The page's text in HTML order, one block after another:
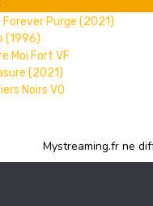
Forever Purge (2021)
(1996)
Moi Fort VF
(2021)
Noirs VO
Mystreaming.fr ne